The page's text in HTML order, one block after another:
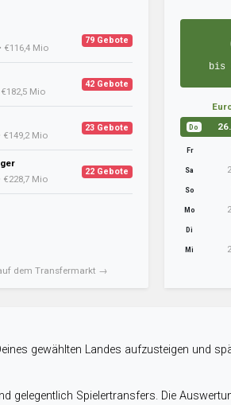
€116,4 Mio
79 Gebote
€182,5 Mio
42 Gebote
€149,2 Mio
23 Gebote
€228,7 Mio
22 Gebote
dem Transfermarkt →
bis
Do
Fr
Sa
So
Mo
Di
Mi
gewählten Landes aufzusteigen und
gelegentlich Spielertransfers. Die